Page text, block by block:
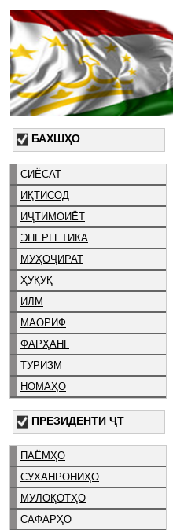
БАХШҲО
СИЁСАТ
ИҚТИСОД
ИҶТИМОИЁТ
ЭНЕРГЕТИКА
МУҲОҶИРАТ
ҲУҚУҚ
ИЛМ
МАОРИФ
ФАРҲАНГ
ТУРИЗМ
НОМАҲО
ПРЕЗИДЕНТИ ҶТ
ПАЁМҲО
СУХАНРОНИҲО
МУЛОҚОТҲО
САФАРҲО